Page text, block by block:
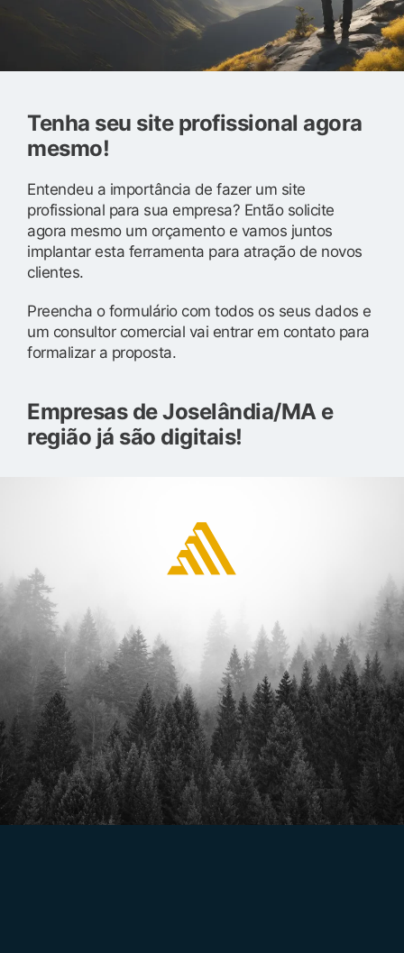
Tenha seu site profissional agora
mesmo!
Entendeu a importância de fazer um site
profissional para sua empresa? Então solicite
agora mesmo um orçamento e vamos juntos
implantar esta ferramenta para atração de novos
clientes.
Preencha o formulário com todos os seus dados e
um consultor comercial vai entrar em contato para
formalizar a proposta.
Empresas de Joselândia/MA e
região já são digitais!